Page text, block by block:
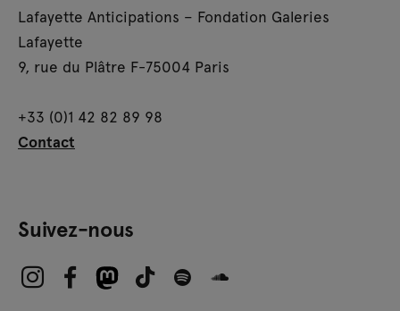
Lafayette Anticipations – Fondation Galeries
Lafayette
9, rue du Plâtre F-75004 Paris
+33 (0)1 42 82 89 98
Contact
Suivez-nous